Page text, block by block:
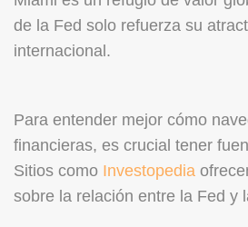
de la Fed solo refuerza su
internacional.
Para entender mejor cómo
financieras, es crucial tener
Sitios como Investopedia
sobre la relación entre la Fed y